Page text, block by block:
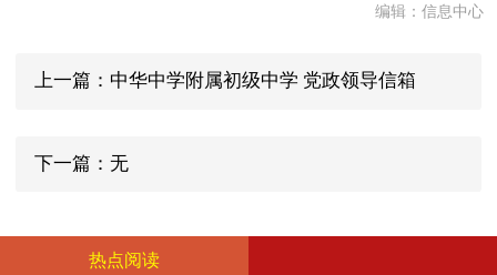
编辑：信息中心
上一篇：中华中学附属初级中学 党政领导信箱
下一篇：无
热点阅读